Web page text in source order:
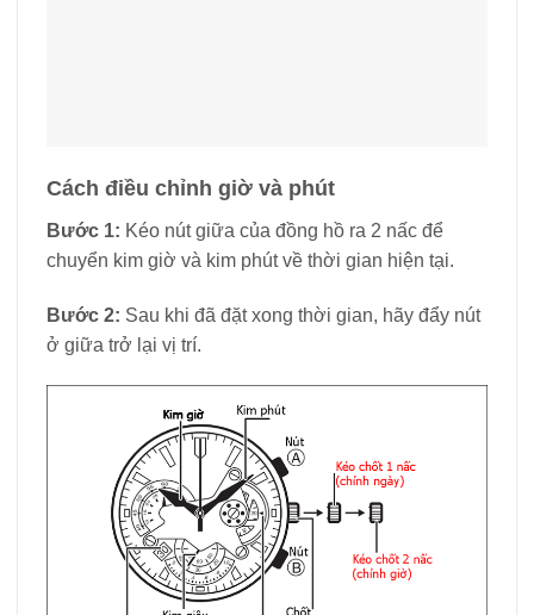
Cách sử dụng đồng hồ bấm giờ
Bước đầu tiên:Lần đầu tiên nhấn nút trên, kim giây
trung tâm, còn được gọi là kim giây thể thao, sẽ bắt
đầu di chuyển.
Bước 2:Để dừng bấm giờ, nhấn lại nút trên và kim
giây trung tâm sẽ dừng (thời gian đo được sẽ được
hiển thị trên mặt số phụ phút và vị trí của kim giây).